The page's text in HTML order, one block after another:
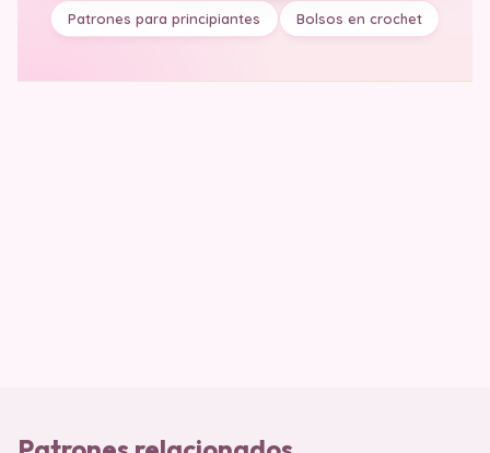
Patrones para principiantes Bolsos en crochet